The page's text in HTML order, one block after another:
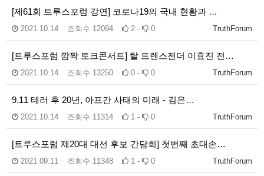
[제61회 트루스포럼 강연] 코로나19의 국내 현황과 …
TruthForum
2021.10.14 조회수 12094 2 - 0
[트루스포럼 깜짝 토크콘서트] 탈 트렌스젠더 이효진 전…
TruthForum
2021.10.14 조회수 13250 0 - 0
9.11 테러 후 20년, 아프간 사태의 미래 - 김은…
TruthForum
2021.10.14 조회수 11314 1 - 0
[트루스포럼 제20대 대선 후보 간담회] 첫번째 초대손…
TruthForum
2021.09.11 조회수 11348 1 - 0